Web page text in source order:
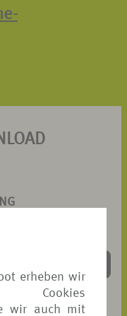
erheben wir
wir auch mit